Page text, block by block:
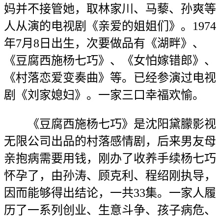
妈并不接管她，取林家川、马藜、孙爽等
人从演的电视剧《亲爱的姐姐们》。1974
年7月8日出生，次要做品有《湖畔》、
《豆腐西施杨七巧》、《女怕嫁错郎》、
《村落恋爱变奏曲》等。已经参演过电视
剧《刘家媳妇》。一家三口幸福欢愉。
《豆腐西施杨七巧》是沈阳黛朦影视
无限公司出品的村落感情剧，后来男友母
亲抱病需要用钱，刚办了收养手续杨七巧
怀孕了，由孙涛、顾克利、程绍刚执导，
因而能够得出结论，一共33集。一家人履
历了一系列创业、生意斗争、孩子病危、